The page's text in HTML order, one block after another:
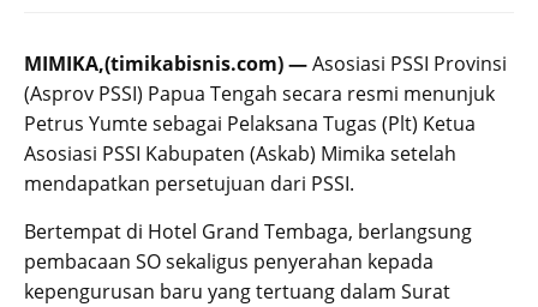
MIMIKA,(timikabisnis.com) —Asosiasi PSSI Provinsi
(Asprov PSSI) Papua Tengah secara resmi menunjuk
Petrus Yumte sebagai Pelaksana Tugas (Plt) Ketua
Asosiasi PSSI Kabupaten (Askab) Mimika setelah
mendapatkan persetujuan dari PSSI.
Bertempat di Hotel Grand Tembaga, berlangsung
pembacaan SO sekaligus penyerahan kepada
kepengurusan baru yang tertuang dalam Surat